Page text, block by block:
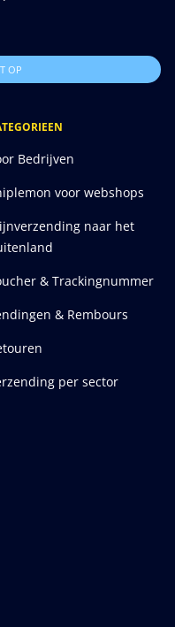
OP
Bedrijven
voor webshops
naar het
& Trackingnummer
& Rembours
per sector